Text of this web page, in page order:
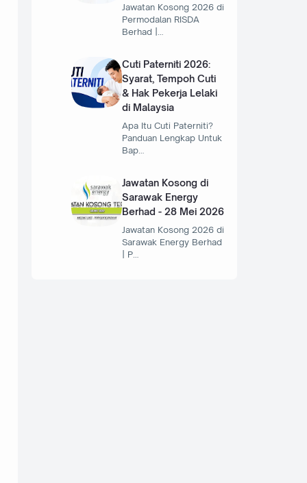
Jawatan Kosong 2026 di
Permodalan RISDA
Cuti Paterniti 2026:
Syarat, Tempoh Cuti
& Hak Pekerja Lelaki
di Malaysia
Apa Itu Cuti Paterniti?
Panduan Lengkap Untuk
Bap…
Jawatan Kosong di
Sarawak Energy
Berhad - 28 Mei 2026
Jawatan Kosong 2026 di
Sarawak Energy Berhad
| P…